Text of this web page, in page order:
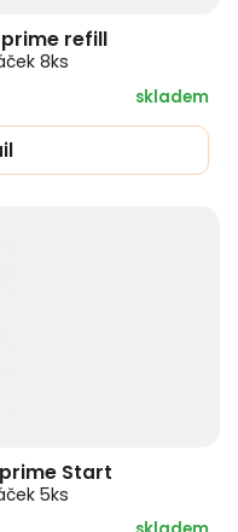
refill
8ks
skladem
prime Start
5ks